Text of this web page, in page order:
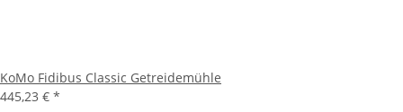
KoMo Fidibus Classic Getreidemühle
445,23 € *